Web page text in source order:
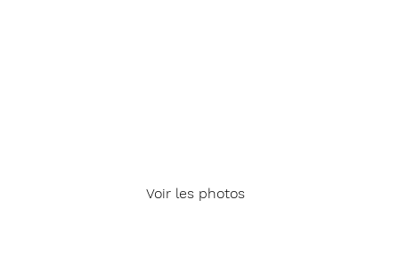
Voir les photos